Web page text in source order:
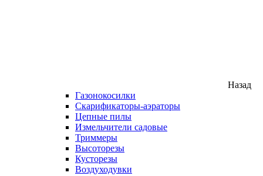
Назад
Газонокосилки
Скарификаторы-аэраторы
Цепные пилы
Измельчители садовые
Триммеры
Высоторезы
Кусторезы
Воздуходувки